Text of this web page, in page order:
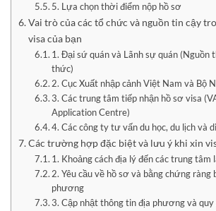
5. Lựa chọn thời điểm nộp hồ sơ
Vai trò của các tổ chức và nguồn tin cậy
visa của bạn
1. Đại sứ quán và Lãnh sự quán (Nguồn
thức)
2. Cục Xuất nhập cảnh Việt Nam và Bộ
3. Các trung tâm tiếp nhận hồ sơ visa
Application Centre)
4. Các công ty tư vấn du học, du lịch và
Các trường hợp đặc biệt và lưu ý khi xin
1. Khoảng cách địa lý đến các trung tâm
2. Yêu cầu về hồ sơ và bằng chứng ràng
phương
3. Cập nhật thông tin địa phương và